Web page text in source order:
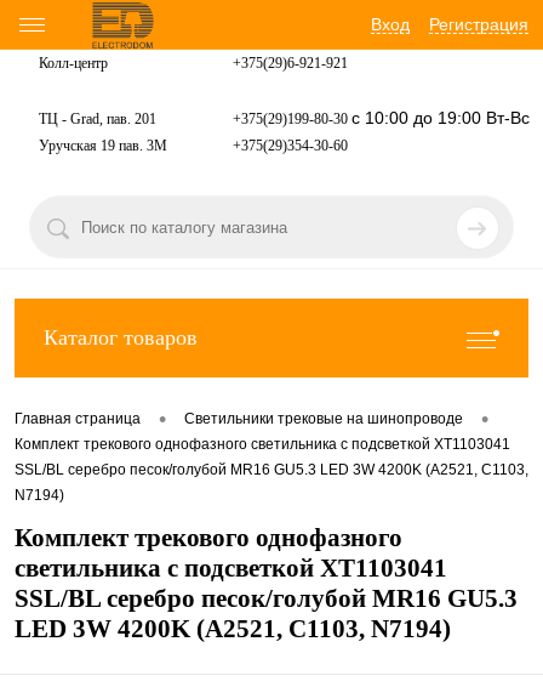
Вход Регистрация
Колл-центр +375(29)6-921-921
ТЦ - Grad, пав. 201 +375(29)199-80-30 с 10:00 до 19:00 Вт-Вс
Уручская 19 пав. 3М +375(29)354-30-60
Каталог товаров
Главная страница • Светильники трековые на шинопроводе •
Комплект трекового однофазного светильника с подсветкой XT1103041
SSL/BL серебро песок/голубой MR16 GU5.3 LED 3W 4200K (A2521, C1103,
N7194)
Комплект трекового однофазного
светильника с подсветкой XT1103041
SSL/BL серебро песок/голубой MR16 GU5.3
LED 3W 4200K (A2521, C1103, N7194)